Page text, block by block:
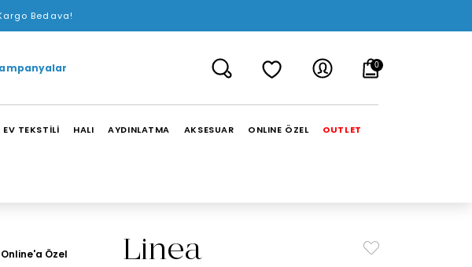
Bedava!
0
EV TEKSTİLİ HALI AYDINLATMA AKSESUAR ONLINE ÖZEL OUTLET
Online'a Özel Linea